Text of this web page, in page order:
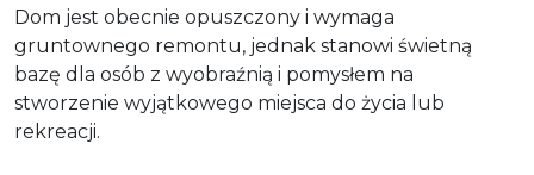
Dom jest obecnie opuszczony i wymaga
gruntownego remontu, jednak stanowi świetną
bazę dla osób z wyobraźnią i pomysłem na
stworzenie wyjątkowego miejsca do życia lub
rekreacji.